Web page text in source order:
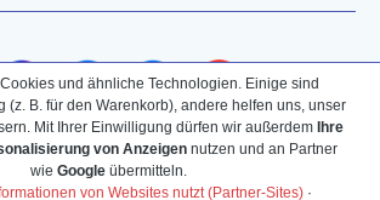
und ähnliche Technologien. Einige sind
(z. B. für den Warenkorb), andere helfen uns, unser
Mit Ihrer Einwilligung dürfen wir außerdem Ihre
von Anzeigennutzen und an Partner
wie Googleübermitteln.
von Websites nutzt (Partner-Sites) ·